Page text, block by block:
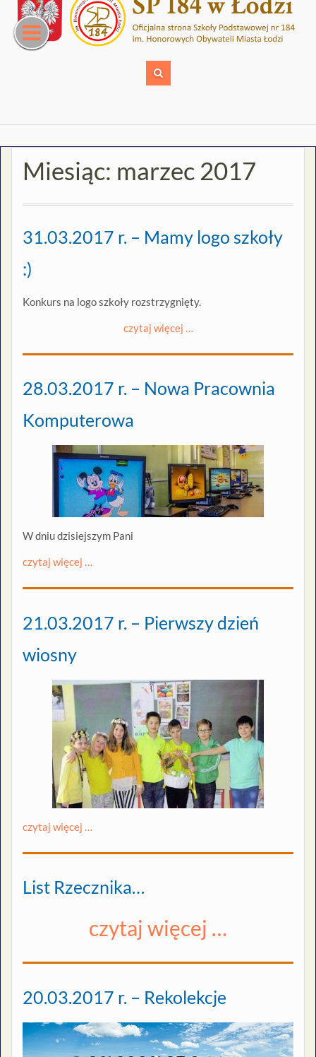
content
Miesiąc: marzec 2017
31.03.2017 r. – Mamy logo szkoły
:)
Konkurs na logo szkoły rozstrzygnięty.
czytaj więcej …
28.03.2017 r. – Nowa Pracownia
Komputerowa
W dniu dzisiejszym Pani
czytaj więcej …
21.03.2017 r. – Pierwszy dzień
wiosny
czytaj więcej …
List Rzecznika…
czytaj więcej …
20.03.2017 r. – Rekolekcje